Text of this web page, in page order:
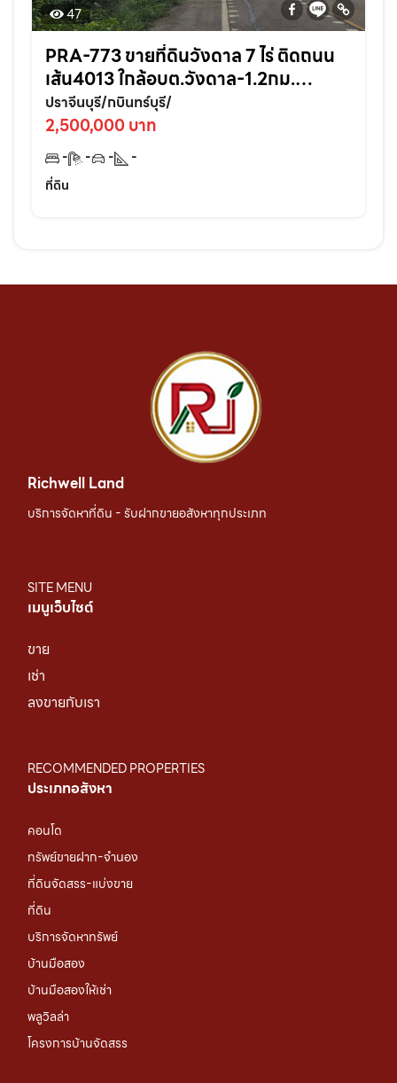
47
PRA-773 ขายที่ดินวังดาล 7 ไร่ ติดถนน
เส้น4013 ใกล้อบต.วังดาล-1.2กม.
อ.กบินทร์บุรี ปราจีนบุรี
ปราจีนบุรี/กบินทร์บุรี/
2,500,000 บาท
- - -
-
ที่ดิน
Richwell Land
บริการจัดหาที่ดิน - รับฝากขายอสังหาทุกประเภท
SITE MENU
เมนูเว็บไซต์
ขาย
เช่า
ลงขายกับเรา
RECOMMENDED PROPERTIES
ประเภทอสังหา
คอนโด
ทรัพย์ขายฝาก-จำนอง
ที่ดินจัดสรร-แบ่งขาย
ที่ดิน
บริการจัดหาทรัพย์
บ้านมือสอง
บ้านมือสองให้เช่า
พลูวิลล่า
โครงการบ้านจัดสรร